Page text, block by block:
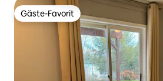
Gäste-Favorit
Gäste-Favorit